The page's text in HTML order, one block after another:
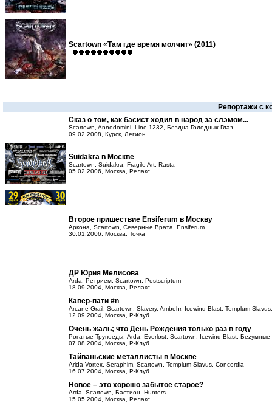
Scartown «Там где время молчит» (2011)
Репортажи с
Сказ о том, как басист ходил в народ за слэмом...
Scartown, Annodomini, Line 1232, Бездна Голодных Глаз
09.02.2008, Курск, Легион
Suidakra в Москве
Scartown, Suidakra, Fragile Art, Rasta
05.02.2006, Москва, Релакс
Второе пришествие Ensiferum в Москву
Аркона, Scartown, Северные Врата, Ensiferum
30.01.2006, Москва, Точка
ДР Юрия Мелисова
Arda, Ретрием, Scartown, Postscriptum
18.09.2004, Москва, Релакс
Кавер-пати #n
Arcane Grail, Scartown, Slavery, Ambehr, Icewind Blast, Templum
12.09.2004, Москва, Р-Клуб
Очень жаль; что День Рождения только раз в году
Рогатые Трупоеды, Arda, Everlost, Scartown, Icewind Blast,
07.08.2004, Москва, Р-Клуб
Тайваньские металлисты в Москве
Arida Vortex, Seraphim, Scartown, Templum Slavus, Concordia
16.07.2004, Москва, Р-Клуб
Новое – это хорошо забытое старое?
Arda, Scartown, Бастион, Hunters
15.05.2004, Москва, Релакс